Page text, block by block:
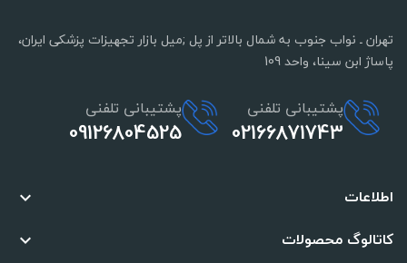
تهران ـ نواب جنوب به شمال بالاتر از پل ;میل بازار تجهیزات پزشکی ایران،
پاساژ ابن سینا، واحد 109
پشتیبانی تلفنی
02166871743
پشتیبانی تلفنی
09126804525
اطلاعات 
کاتالوگ محصولات 